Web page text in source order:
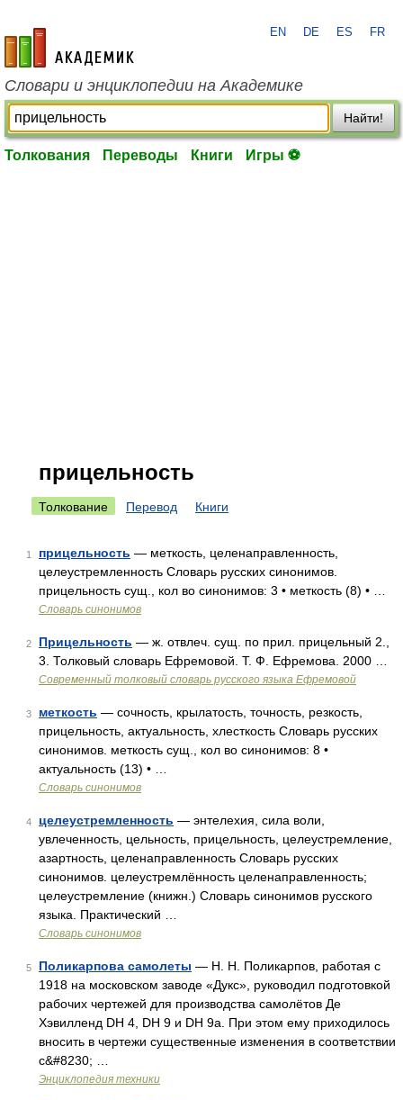
academic.ru
EN DE ES FR
Словари и энциклопедии на Академике
Найти!
Толкования Переводы Книги Игры ⚽
прицельность
Толкование Перевод Книги
1 прицельность — меткость, целенаправленность,
целеустремленность Словарь русских синонимов.
прицельность сущ., кол во синонимов: 3 • меткость (8) • …
Словарь синонимов
2 Прицельность — ж. отвлеч. сущ. по прил. прицельный 2.,
3. Толковый словарь Ефремовой. Т. Ф. Ефремова. 2000 …
Современный толковый словарь русского языка Ефремовой
3 меткость — сочность, крылатость, точность, резкость,
прицельность, актуальность, хлесткость Словарь русских
синонимов. меткость сущ., кол во синонимов: 8 •
актуальность (13) • …
Словарь синонимов
4 целеустремленность — энтелехия, сила воли,
увлеченность, цельность, прицельность, целеустремление,
азартность, целенаправленность Словарь русских
синонимов. целеустремлённость целенаправленность;
целеустремление (книжн.) Словарь синонимов русского
языка. Практический …
Словарь синонимов
5 Поликарпова самолеты — Н. Н. Поликарпов, работая с
1918 на московском заводе «Дукс», руководил подготовкой
рабочих чертежей для производства самолётов Де
Хэвилленд DH 4, DH 9 и DH 9a. При этом ему приходилось
вносить в чертежи существенные изменения в соответствии
с&#8230; …
Энциклопедия техники